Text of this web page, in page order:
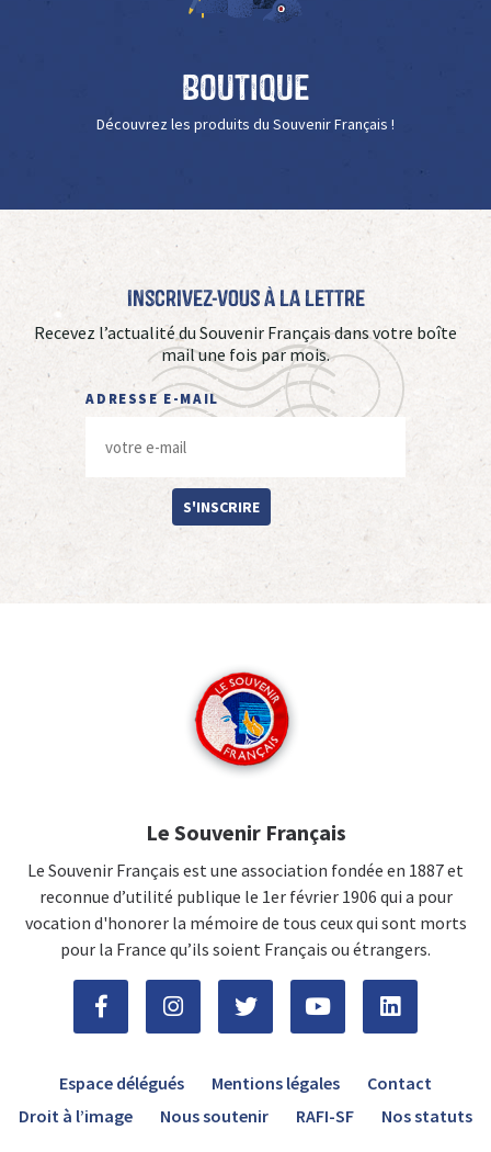
Boutique
Découvrez les produits du Souvenir Français !
Inscrivez-vous à La Lettre
Recevez l’actualité du Souvenir Français dans votre boîte
mail une fois par mois.
ADRESSE E-MAIL
S'INSCRIRE
Le Souvenir Français
Le Souvenir Français est une association fondée en 1887 et
reconnue d’utilité publique le 1er février 1906 qui a pour
vocation d'honorer la mémoire de tous ceux qui sont morts
pour la France qu’ils soient Français ou étrangers.
Espace délégués Mentions légales
Contact
Droit à l’image
Nous soutenir RAFI-SF Nos statuts